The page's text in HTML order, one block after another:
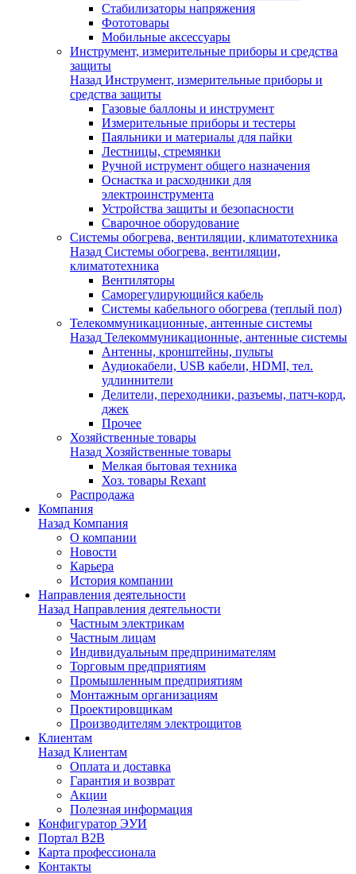
Стабилизаторы напряжения
Фототовары
Мобильные аксессуары
Инструмент, измерительные приборы и средства
защиты
Назад Инструмент, измерительные приборы и
средства защиты
Газовые баллоны и инструмент
Измерительные приборы и тестеры
Паяльники и материалы для пайки
Лестницы, стремянки
Ручной иструмент общего назначения
Оснастка и расходники для
электроинструмента
Устройства защиты и безопасности
Сварочное оборудование
Системы обогрева, вентиляции, климатотехника
Назад Системы обогрева, вентиляции,
климатотехника
Вентиляторы
Саморегулирующийся кабель
Системы кабельного обогрева (теплый пол)
Телекоммуникационные, антенные системы
Назад Телекоммуникационные, антенные системы
Антенны, кронштейны, пульты
Аудиокабели, USB кабели, HDMI, тел.
удлиннители
Делители, переходники, разъемы, патч-корд,
джек
Прочее
Хозяйственные товары
Назад Хозяйственные товары
Мелкая бытовая техника
Хоз. товары Rexant
Распродажа
Компания
Назад Компания
О компании
Новости
Карьера
История компании
Направления деятельности
Назад Направления деятельности
Частным электрикам
Частным лицам
Индивидуальным предпринимателям
Торговым предприятиям
Промышленным предприятиям
Монтажным организациям
Проектировщикам
Производителям электрощитов
Клиентам
Назад Клиентам
Оплата и доставка
Гарантия и возврат
Акции
Полезная информация
Конфигуратор ЭУИ
Портал B2B
Карта профессионала
Контакты